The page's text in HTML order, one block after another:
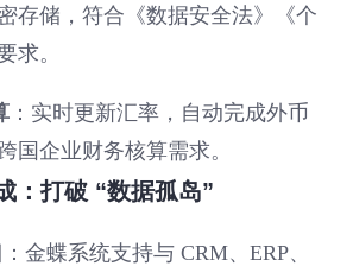
存储，符合《数据安全法》《个
求。
：实时更新汇率，自动完成外币
国企业财务核算需求。
：打破 “数据孤岛”
：金蝶系统支持与 CRM、ERP、